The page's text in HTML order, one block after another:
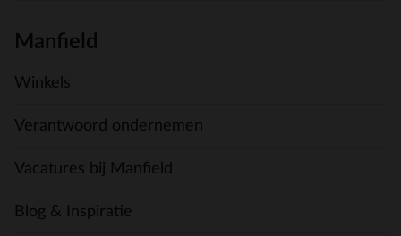
Manfield
Winkels
Verantwoord ondernemen
Vacatures bij Manfield
Blog & Inspiratie